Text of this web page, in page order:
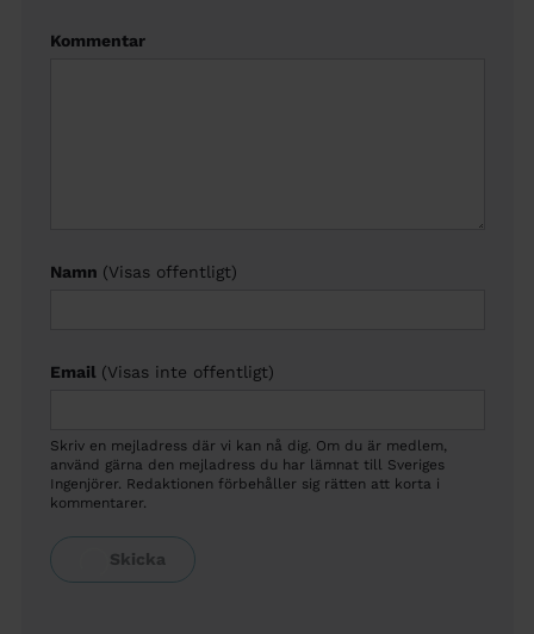
Kommentar
Namn (Visas offentligt)
Email (Visas inte offentligt)
Skriv en mejladress där vi kan nå dig. Om du är medlem,
använd gärna den mejladress du har lämnat till Sveriges
Ingenjörer. Redaktionen förbehåller sig rätten att korta i
kommentarer.